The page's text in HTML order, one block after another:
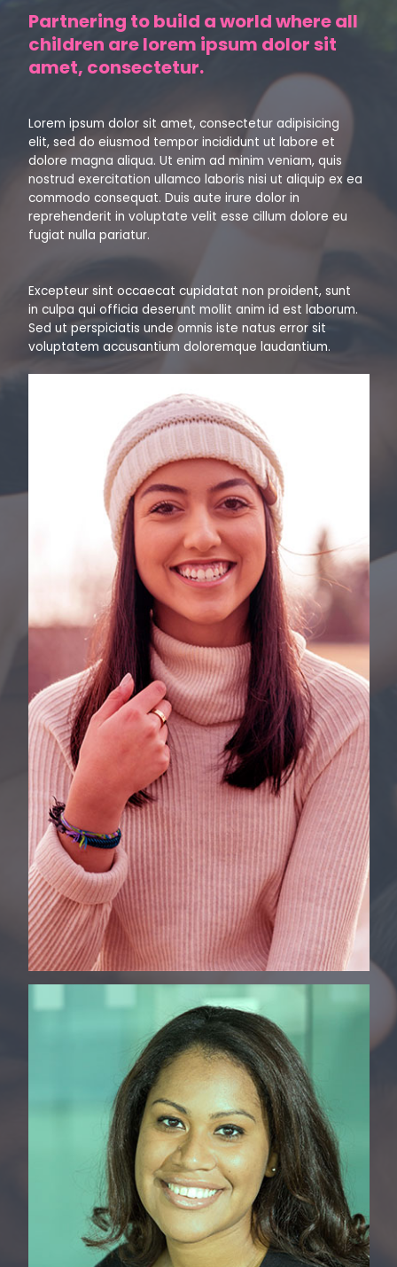
Partnering to build a world where all
children are lorem ipsum dolor sit
amet, consectetur.
Lorem ipsum dolor sit amet, consectetur adipisicing
elit, sed do eiusmod tempor incididunt ut labore et
dolore magna aliqua. Ut enim ad minim veniam, quis
nostrud exercitation ullamco laboris nisi ut aliquip ex ea
commodo consequat. Duis aute irure dolor in
reprehenderit in voluptate velit esse cillum dolore eu
fugiat nulla pariatur.
Excepteur sint occaecat cupidatat non proident, sunt
in culpa qui officia deserunt mollit anim id est laborum.
Sed ut perspiciatis unde omnis iste natus error sit
voluptatem accusantium doloremque laudantium.